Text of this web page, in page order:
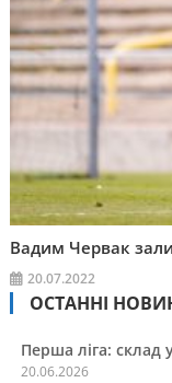
Вадим Червак
20.07.2022
ОСТАННІ
Перша ліга: склад
20.06.2026